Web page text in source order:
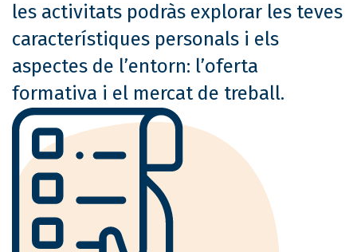
les activitats podràs explorar les teves
característiques personals i els
aspectes de l’entorn: l’oferta
formativa i el mercat de treball.